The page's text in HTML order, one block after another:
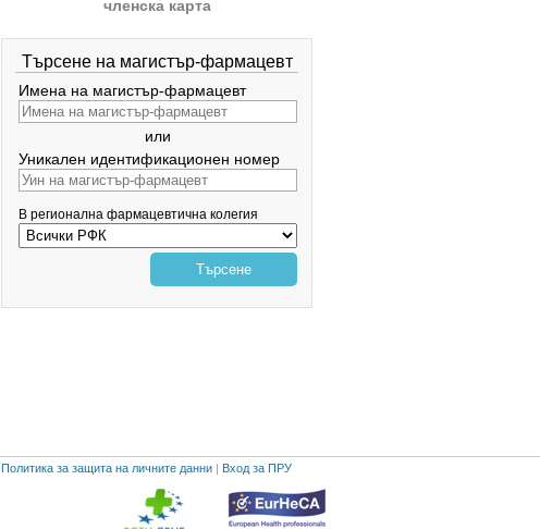
членска карта
Търсене на магистър-фармацевт
Имена на магистър-фармацевт
или
Уникален идентификационен номер
В регионална фармацевтична колегия
Търсене
Политика за защита на личните данни | Вход за ПРУ